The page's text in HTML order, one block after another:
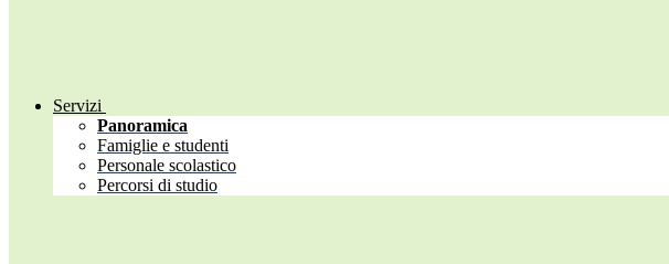
Servizi
Panoramica
Famiglie e studenti
Personale scolastico
Percorsi di studio